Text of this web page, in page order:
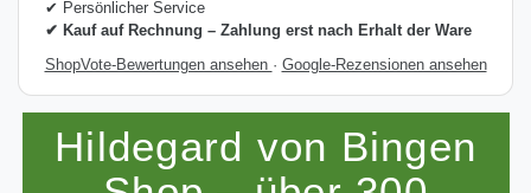
✔ Persönlicher Service
✔ Kauf auf Rechnung – Zahlung erst nach Erhalt der Ware
ShopVote-Bewertungen ansehen · Google-Rezensionen ansehen
Hildegard von Bingen